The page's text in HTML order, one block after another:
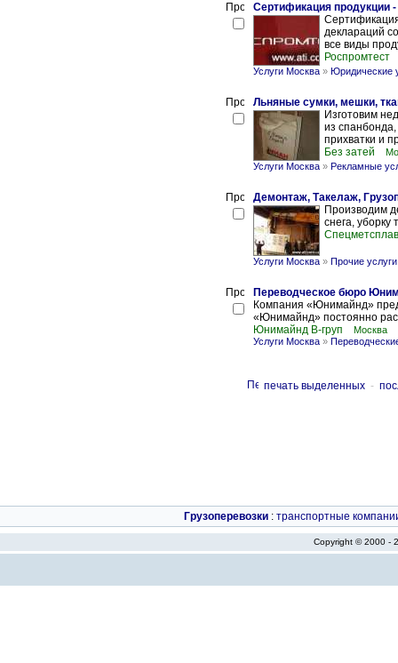
Сертификация продукции
деклараций
все виды
Роспромтест
Услуги Москва » Юридические
Льняные сумки, мешки,
Изготовим
из
прихватки и
Без затей
Услуги Москва » Рекламные
Демонтаж, Такелаж,
Производим
снега, уборку
Спецметсплав
Услуги Москва » Прочие услуги
Переводческое бюро
Компания «Юнимайнд»
«Юнимайнд» постоянно
Юнимайнд В-груп
Москва
Услуги Москва »
печать выделенных -
Грузоперевозки : транспортные
Copyright © 2000 -